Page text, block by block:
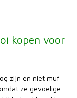
kopen voor
zijn en niet muf
ze gevoelige